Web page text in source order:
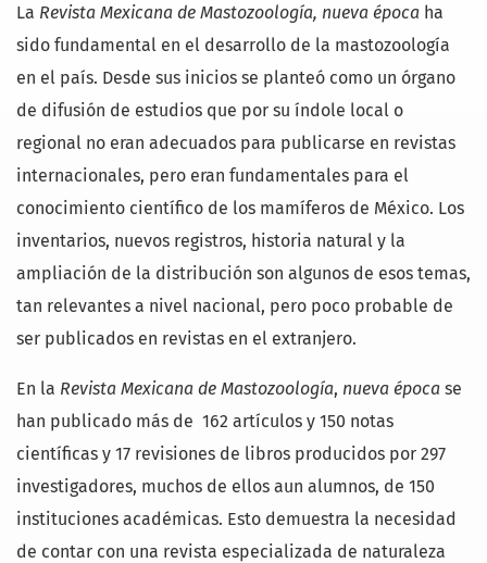
La Revista Mexicana de Mastozoología, nueva época ha
sido fundamental en el desarrollo de la mastozoología
en el país. Desde sus inicios se planteó como un órgano
de difusión de estudios que por su índole local o
regional no eran adecuados para publicarse en revistas
internacionales, pero eran fundamentales para el
conocimiento científico de los mamíferos de México. Los
inventarios, nuevos registros, historia natural y la
ampliación de la distribución son algunos de esos temas,
tan relevantes a nivel nacional, pero poco probable de
ser publicados en revistas en el extranjero.
En la Revista Mexicana de Mastozoología, nueva época se
han publicado más de 162 artículos y 150 notas
científicas y 17 revisiones de libros producidos por 297
investigadores, muchos de ellos aun alumnos, de 150
instituciones académicas. Esto demuestra la necesidad
de contar con una revista especializada de naturaleza